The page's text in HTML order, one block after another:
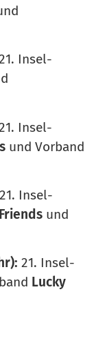
Insel-
Insel-
und Vorband
21. Insel-
und
21. Insel-
Lucky